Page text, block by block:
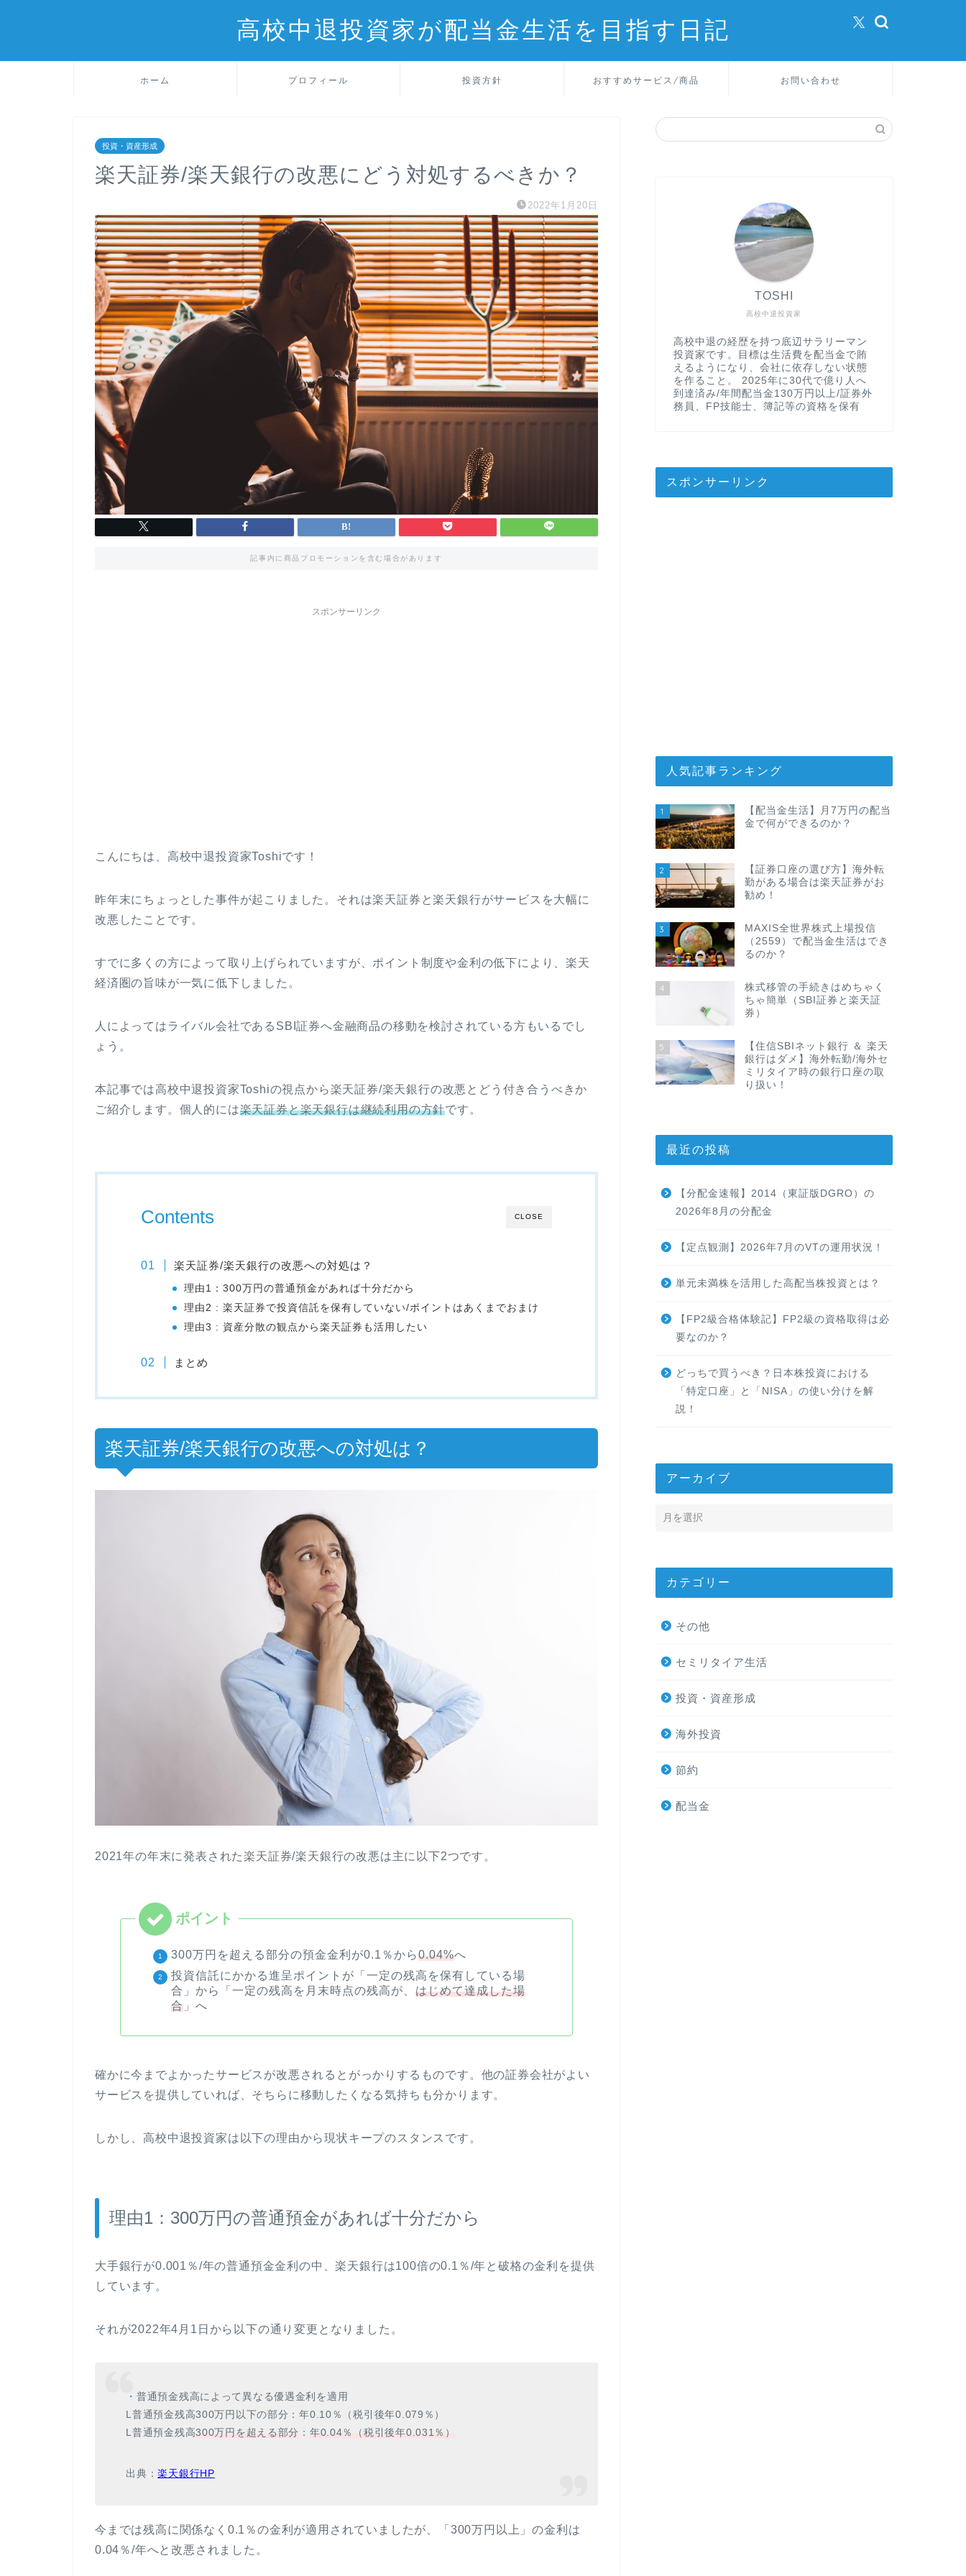
高校中退投資家が配当金生活を目指す日記
ホーム プロフィール 投資方針 おすすめサービス/商品 お問い合わせ
投資・資産形成
楽天証券/楽天銀行の改悪にどう対処するべきか？
2022年1月20日
記事内に商品プロモーションを含む場合があります
スポンサーリンク
こんにちは、高校中退投資家Toshiです！
昨年末にちょっとした事件が起こりました。それは楽天証券と楽天銀行がサービスを大幅に
改悪したことです。
すでに多くの方によって取り上げられていますが、ポイント制度や金利の低下により、楽天
経済圏の旨味が一気に低下しました。
人によってはライバル会社であるSBI証券へ金融商品の移動を検討されている方もいるでし
ょう。
本記事では高校中退投資家Toshiの視点から楽天証券/楽天銀行の改悪とどう付き合うべきか
ご紹介します。個人的には楽天証券と楽天銀行は継続利用の方針です。
CLOSE
Contents
楽天証券/楽天銀行の改悪への対処は？
理由1：300万円の普通預金があれば十分だから
理由2 : 楽天証券で投資信託を保有していない/ポイントはあくまでおまけ
理由3 : 資産分散の観点から楽天証券も活用したい
まとめ
楽天証券/楽天銀行の改悪への対処は？
2021年の年末に発表された楽天証券/楽天銀行の改悪は主に以下2つです。
300万円を超える部分の預金金利が0.1％から0.04%へ
投資信託にかかる進呈ポイントが「一定の残高を保有している場
合」から「一定の残高を月末時点の残高が、 はじめて達成した場
合」へ
確かに今までよかったサービスが改悪されるとがっかりするものです。他の証券会社がよい
サービスを提供していれば、そちらに移動したくなる気持ちも分かります。
しかし、高校中退投資家は以下の理由から現状キープのスタンスです。
理由1：300万円の普通預金があれば十分だから
大手銀行が0.001％/年の普通預金金利の中、楽天銀行は100倍の0.1％/年と破格の金利を提供
しています。
それが2022年4月1日から以下の通り変更となりました。
・普通預金残高によって異なる優遇金利を適用
L普通預金残高300万円以下の部分：年0.10％（税引後年0.079％）
L普通預金残高300万円を超える部分 ： 年0.04％（税引後年0.031％）
出典：楽天銀行HP
今までは残高に関係なく0.1％の金利が適用されていましたが、「300万円以上」の金利は
0.04％/年へと改悪されました。
高校中退投資家
TOSHI
高校中退の経歴を持つ底辺サラリーマン
投資家です。目標は生活費を配当金で賄
えるようになり、会社に依存しない状態
を作ること。 2025年に30代で億り人へ
到達済み/年間配当金130万円以上/証券外
務員、FP技能士、簿記等の資格を保有
スポンサーリンク
人気記事ランキング
1
【配当金生活】月7万円の配当
金で何ができるのか？
2
【証券口座の選び方】海外転
勤がある場合は楽天証券がお
勧め！
3
MAXIS全世界株式上場投信
（2559）で配当金生活はでき
るのか？
4
株式移管の手続きはめちゃく
ちゃ簡単（SBI証券と楽天証
券）
5
【住信SBIネット銀行 ＆ 楽天
銀行はダメ】海外転勤/海外セ
ミリタイア時の銀行口座の取
り扱い！
最近の投稿
【分配金速報】2014（東証版DGRO）の
2026年8月の分配金
【定点観測】2026年7月のVTの運用状況！
単元未満株を活用した高配当株投資とは？
【FP2級合格体験記】FP2級の資格取得は必
要なのか？
どっちで買うべき？日本株投資における
「特定口座」と「NISA」の使い分けを解
説！
アーカイブ
カテゴリー
その他
セミリタイア生活
投資・資産形成
海外投資
節約
配当金